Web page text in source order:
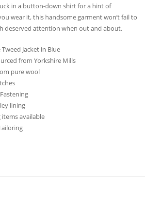
in a button-down shirt for a hint of
wear it, this handsome garment won’t fail to
deserved attention when out and about.
Jacket in Blue
from Yorkshire Mills
pure wool
lining
available